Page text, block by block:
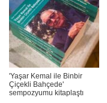
'Yaşar Kemal ile Binbir
Çiçekli Bahçede'
sempozyumu kitaplaştı